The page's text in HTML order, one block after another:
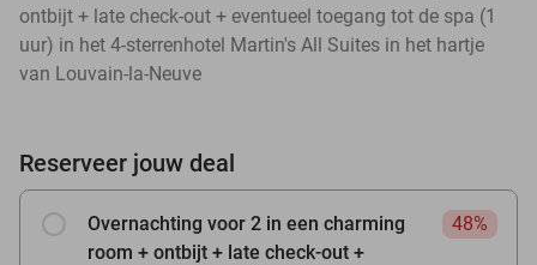
ontbijt + late check-out + eventueel toegang tot de spa (1
uur) in het 4-sterrenhotel Martin's All Suites in het hartje
van Louvain-la-Neuve
Reserveer jouw deal
Overnachting voor 2 in een charming
room + ontbijt + late check-out +
48%